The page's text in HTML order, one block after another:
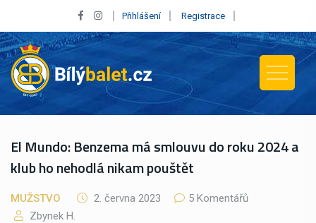
Přihlášení Registrace
El Mundo: Benzema má smlouvu do roku 2024 a
klub ho nehodlá nikam pouštět
MUŽSTVO 2. června 2023
5 Komentářů
Zbynek H.